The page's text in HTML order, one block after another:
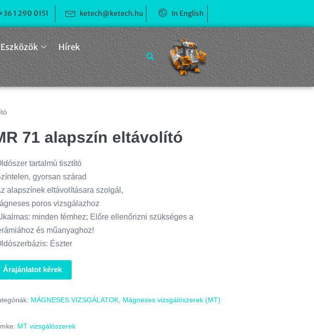
1 290 0151 ketech@ketech.hu In English
Eszközök
Hírek
71 alapszín eltávolító
tartalmú tisztító
gyorsan szárad
alapszínek eltávolításara szolgál,
poros vizsgálazhoz
minden fémhez; Előre ellenőrizni szükséges a
és műanyaghoz!
Észter
Árajánlatot kérek
MÁGNESES VIZSGÁLATOK Mágneses vizsgálószerek (MT)
MT vizsgálószerek